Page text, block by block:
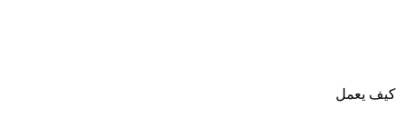
كيف يعمل